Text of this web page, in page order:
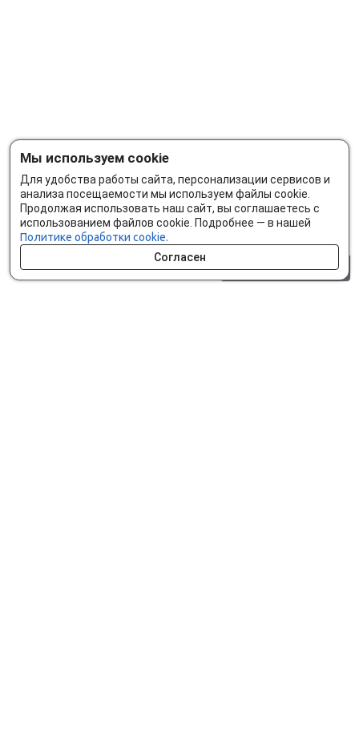
Мы используем cookie
Для удобства работы сайта, персонализации сервисов и
анализа посещаемости мы используем файлы cookie.
Продолжая использовать наш сайт, вы соглашаетесь с
использованием файлов cookie. Подробнее — в нашей
Политике обработки cookie.
Согласен